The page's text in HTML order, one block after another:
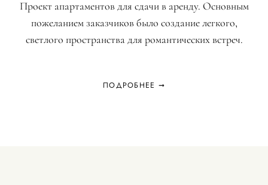
Проект апартаментов для сдачи в аренду. Основным
пожеланием заказчиков было создание легкого,
светлого пространства для романтических встреч.
ПОДРОБНЕЕ ➞